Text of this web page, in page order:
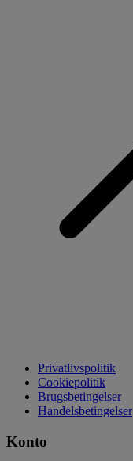
Privatlivspolitik
Cookiepolitik
Brugsbetingelser
Handelsbetingelser
Konto